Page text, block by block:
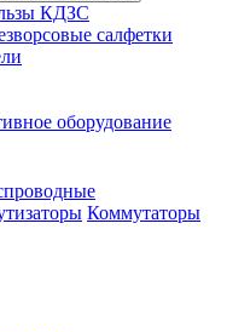
КДЗС
салфетки
оборудование
Коммутаторы